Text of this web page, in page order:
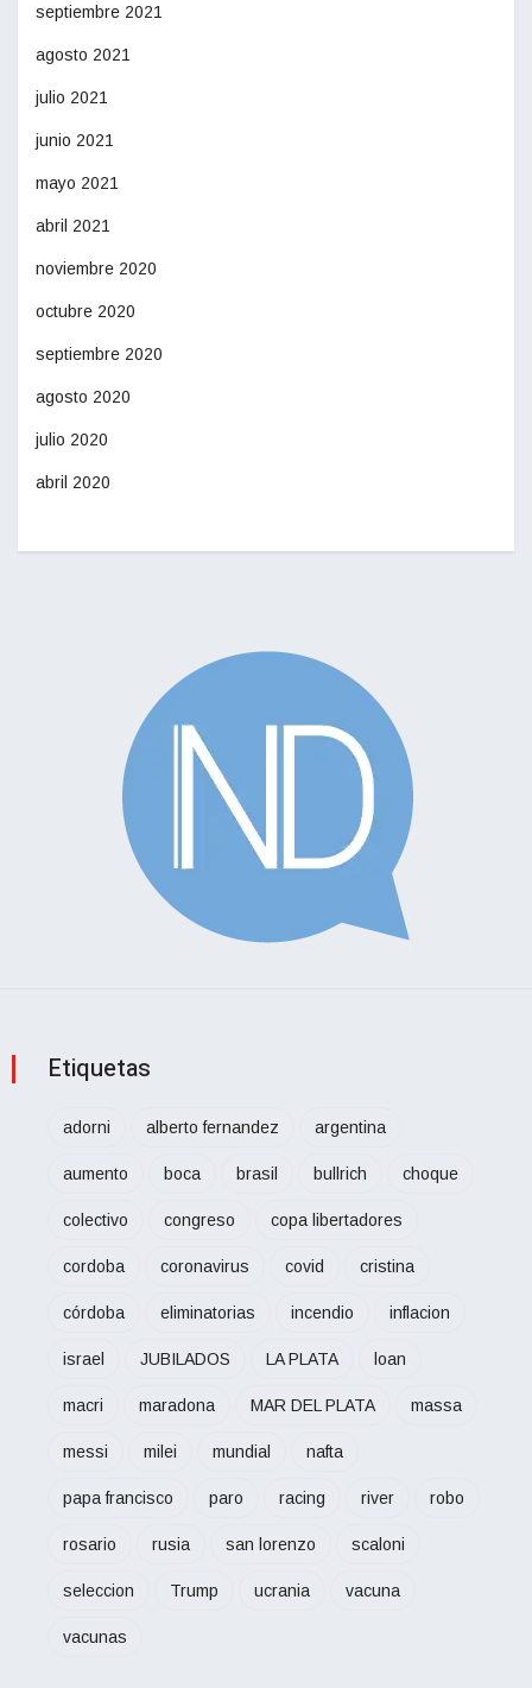
septiembre 2021
agosto 2021
julio 2021
junio 2021
mayo 2021
abril 2021
noviembre 2020
octubre 2020
septiembre 2020
agosto 2020
julio 2020
abril 2020
Etiquetas
adorni alberto fernandez argentina
aumento boca brasil bullrich choque
colectivo congreso copa libertadores
cordoba coronavirus covid cristina
córdoba eliminatorias incendio inflacion
israel JUBILADOS LA PLATA loan
macri maradona MAR DEL PLATA massa
messi milei mundial nafta
papa francisco paro racing river robo
rosario rusia san lorenzo scaloni
seleccion Trump ucrania vacuna
vacunas